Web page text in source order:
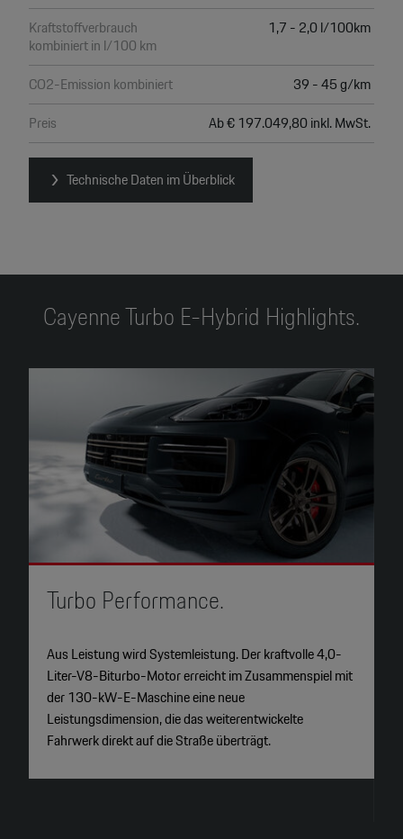
Kraftstoffverbrauch
kombiniert in l/100 km
1,7 - 2,0 l/100km
CO2-Emission kombiniert
39 - 45 g/km
Preis
Ab € 197.049,80 inkl. MwSt.
Technische Daten im Überblick
Cayenne Turbo E-Hybrid Highlights.
Turbo Performance.
Aus Leistung wird Systemleistung. Der kraftvolle 4,0-
Liter-V8-Biturbo-Motor erreicht im Zusammenspiel mit
der 130-kW-E-Maschine eine neue
Leistungsdimension, die das weiterentwickelte
Fahrwerk direkt auf die Straße überträgt.